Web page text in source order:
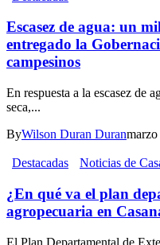
Escasez de agua: un
entregado la
campesinos
En respuesta a la escasez de
seca,...
ByWilson Duran Duran
Destacadas Noticias de
¿En qué va el plan
agropecuaria en
El Plan Departamental de